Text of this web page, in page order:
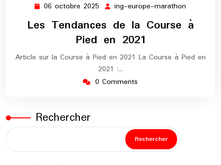
06 octobre 2025 06
octobre
2025
ing-europe-marathon
europe-
marathon
Les Tendances de la Course à
Pied en 2021
Article sur la Course à Pied en 2021 La Course à Pied en
2021 :…
0 Comments
Rechercher
Rechercher